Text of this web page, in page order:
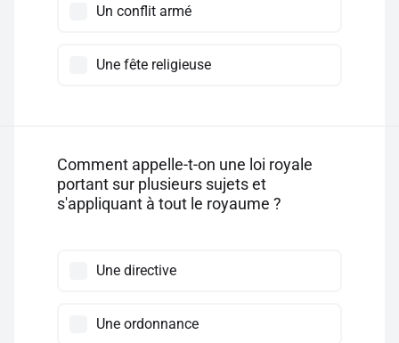
Un conflit armé
Une fête religieuse
Comment appelle-t-on une loi royale
portant sur plusieurs sujets et
s'appliquant à tout le royaume ?
Une directive
Une ordonnance